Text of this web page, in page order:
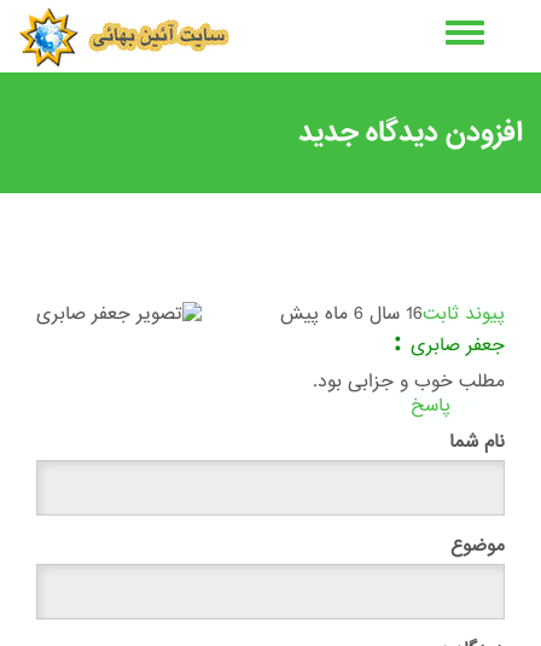
افزودن دیدگاه جدید
پیوند ثابت16 سال 6 ماه پیش
جعفر صابری :
مطلب خوب و جزابی بود.
پاسخ
نام شما
موضوع